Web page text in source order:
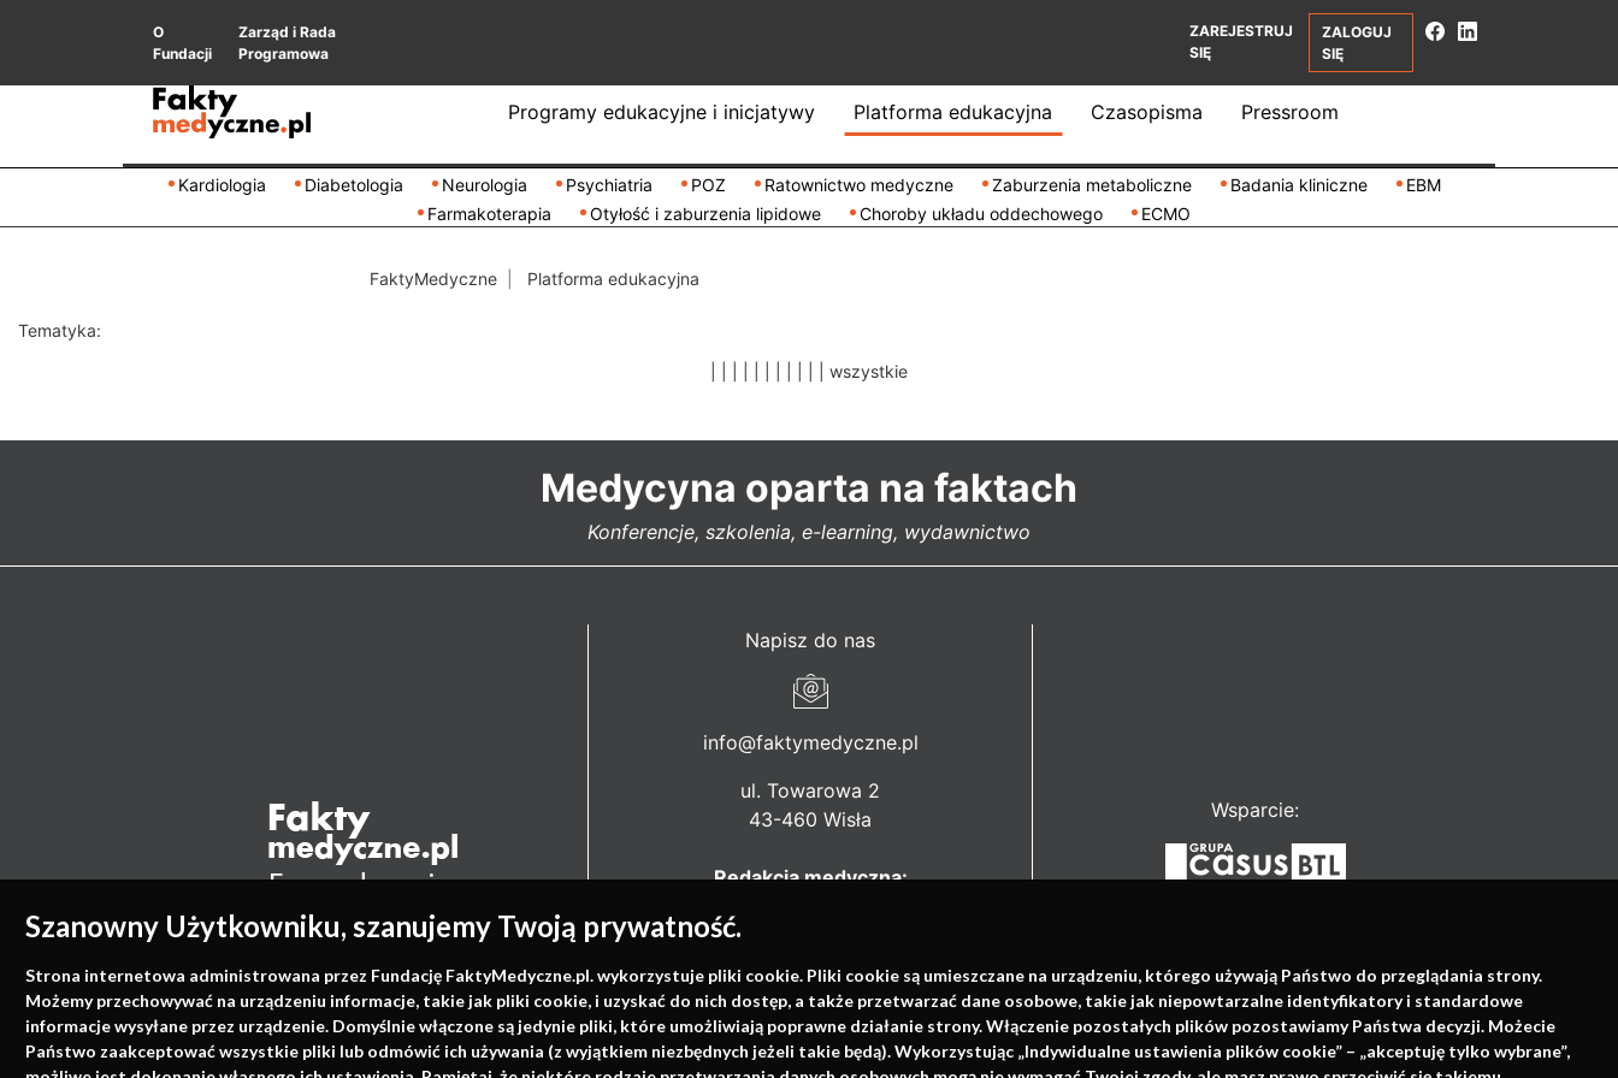
Szanowny Użytkowniku, szanujemy Twoją prywatność.
Strona internetowa administrowana przez Fundację FaktyMedyczne.pl. wykorzystuje pliki cookie. Pliki cookie są umieszczane na urządzeniu, którego używają Państwo do przeglądania strony.
Możemy przechowywać na urządzeniu informacje, takie jak pliki cookie, i uzyskać do nich dostęp, a także przetwarzać dane osobowe, takie jak niepowtarzalne identyfikatory i standardowe
informacje wysyłane przez urządzenie. Domyślnie włączone są jedynie pliki, które umożliwiają poprawne działanie strony. Włączenie pozostałych plików pozostawiamy Państwa decyzji. Możecie
Państwo zaakceptować wszystkie pliki lub odmówić ich używania (z wyjątkiem niezbędnych jeżeli takie będą). Wykorzystując „Indywidualne ustawienia plików cookie” – „akceptuję tylko wybrane”,
O
Fundacji
Zarząd i Rada
Programowa
ZAREJESTRUJ
SIĘ
ZALOGUJ
SIĘ
Programy edukacyjne i inicjatywy Platforma edukacyjna Czasopisma Pressroom
Kardiologia Diabetologia Neurologia Psychiatria POZ Ratownictwo medyczne Zaburzenia metaboliczne Badania kliniczne
EBM
Farmakoterapia
Otyłość i zaburzenia lipidowe Choroby układu oddechowego ECMO
FaktyMedyczne Platforma edukacyjna
Tematyka:
wszystkie
Medycyna oparta na faktach
Konferencje, szkolenia, e-learning, wydawnictwo
Napisz do nas
info@faktymedyczne.pl
ul. Towarowa 2
43-460 Wisła
Redakcja medyczna:
Biuro Zarządu Fundacji:
ul. Rodawska 26
61-312 Poznań
Wsparcie: